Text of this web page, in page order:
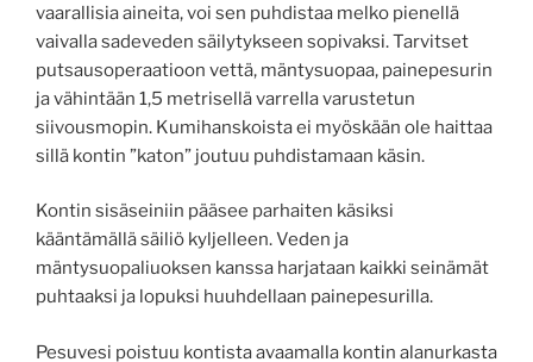
vaarallisia aineita, voi sen puhdistaa melko pienellä
vaivalla sadeveden säilytykseen sopivaksi. Tarvitset
putsausoperaatioon vettä, mäntysuopaa, painepesurin
ja vähintään 1,5 metrisellä varrella varustetun
siivousmopin. Kumihanskoista ei myöskään ole haittaa
sillä kontin ”katon” joutuu puhdistamaan käsin.
Kontin sisäseiniin pääsee parhaiten käsiksi
kääntämällä säiliö kyljelleen. Veden ja
mäntysuopaliuoksen kanssa harjataan kaikki seinämät
puhtaaksi ja lopuksi huuhdellaan painepesurilla.
Pesuvesi poistuu kontista avaamalla kontin alanurkasta